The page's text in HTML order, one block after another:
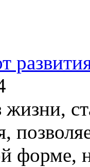
жизни,
форме,